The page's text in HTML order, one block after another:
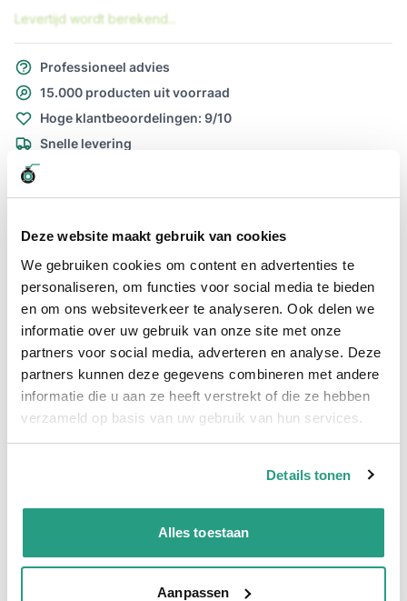
Deze website maakt gebruik van cookies
We gebruiken cookies om content en advertenties te
personaliseren, om functies voor social media te bieden
en om ons websiteverkeer te analyseren. Ook delen we
informatie over uw gebruik van onze site met onze
partners voor social media, adverteren en analyse. Deze
partners kunnen deze gegevens combineren met andere
informatie die u aan ze heeft verstrekt of die ze hebben
verzameld op basis van uw gebruik van hun services.
Details tonen
Alles toestaan
Aanpassen
Levertijd wordt berekend...
Professioneel advies
15.000 producten uit voorraad
Hoge klantbeoordelingen: 9/10
Snelle levering
Snel naar
Plus- en minpunten
Maatbereik 110-140mm
Meer informatie
Maatvoering koppeling 110 x 140mm
Materiaal Verzinkt
We zijn beschikbaar van ma t/m vr van 08:00 tot 17:00 uur.